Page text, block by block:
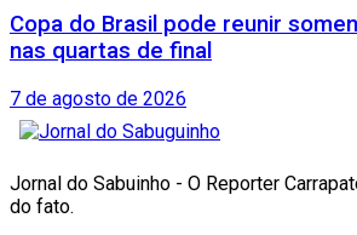
Copa do Brasil pode reunir
nas quartas de final
7 de agosto de 2026
Jornal do Sabuinho - O Reporter
do fato.